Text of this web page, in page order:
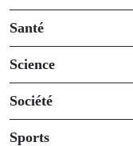
Santé
Science
Société
Sports